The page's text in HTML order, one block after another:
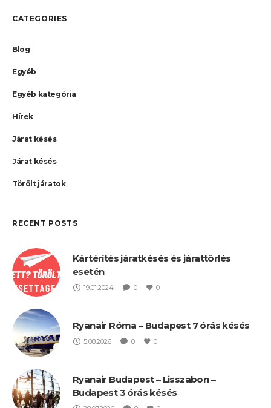
CATEGORIES
Blog
Egyéb
Egyéb kategória
Hírek
Járat késés
Járat késés
Törölt járatok
RECENT POSTS
Kártérítés járatkésés és járattörlés
esetén
19.01.2024 0 0
Ryanair Róma – Budapest 7 órás késés
5.08.2026 0 0
Ryanair Budapest – Lisszabon –
Budapest 3 órás késés